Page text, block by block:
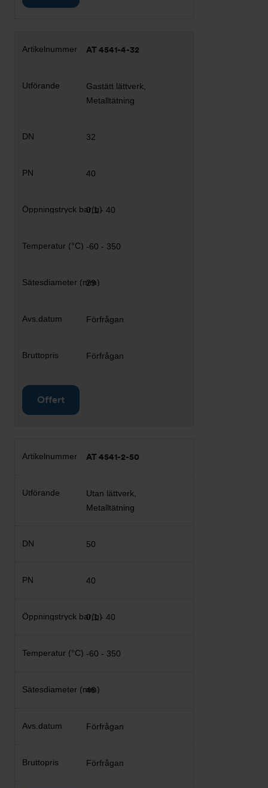
AT 4541-4-32
Gastätt lättverk,
Metalltätning
32
40
0,1 - 40
-60 - 350
29
Förfrågan
Förfrågan
Offert
AT 4541-2-50
Utan lättverk,
Metalltätning
50
40
0,1 - 40
-60 - 350
46
Förfrågan
Förfrågan